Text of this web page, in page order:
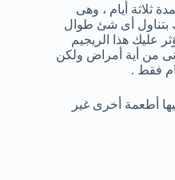
ثلاثة أيام ، وهى
بتناول أى شئ طوال
عليك هذا الريجيم
من أية أمراض ولكن
أطعمة أخرى غير